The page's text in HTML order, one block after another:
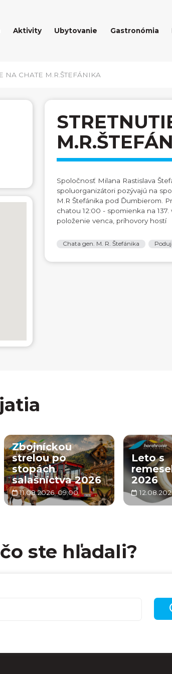
Aktivity Ubytovanie Gastronómia
NA CHATE M.R.ŠTEFÁNIKA
Spoločnosť Milana Rastislava
spoluorganizátori pozývajú na
M.R Štefánika pod Ďumbierom.
chatou 12:00 - spomienka na
položenie venca, príhovory hostí
Chata gen. M. R. Štefánika
Zbojníckou
strelou po
stopách
salašníctva 2026
11.08.2026, 09:00
Leto s
2026
ste hľadali?